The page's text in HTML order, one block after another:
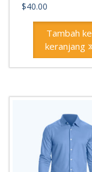
$40.00
Tambah ke
keranjang